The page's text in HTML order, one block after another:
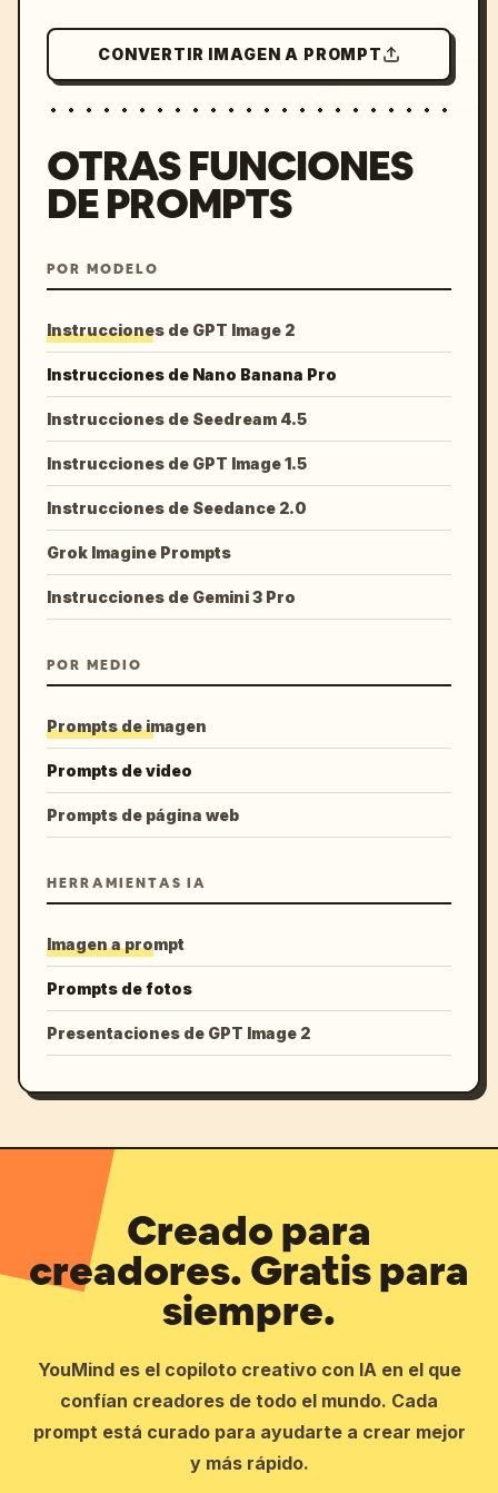
CONVERTIR IMAGEN A PROMPT
OTRAS FUNCIONES
DE PROMPTS
POR MODELO
Instrucciones de GPT Image 2
Instrucciones de Nano Banana Pro
Instrucciones de Seedream 4.5
Instrucciones de GPT Image 1.5
Instrucciones de Seedance 2.0
Grok Imagine Prompts
Instrucciones de Gemini 3 Pro
POR MEDIO
Prompts de imagen
Prompts de video
Prompts de página web
HERRAMIENTAS IA
Imagen a prompt
Prompts de fotos
Presentaciones de GPT Image 2
Creado para
creadores. Gratis para
siempre.
YouMind es el copiloto creativo con IA en el que
confían creadores de todo el mundo. Cada
prompt está curado para ayudarte a crear mejor
y más rápido.